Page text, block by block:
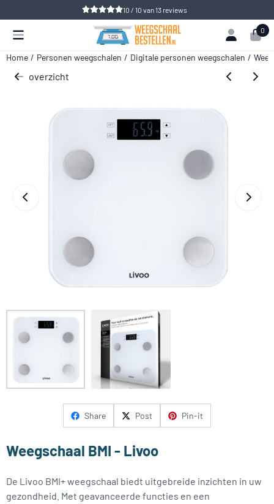
Cookievoorkeuren zijn beschikbaar. Kies instellingen of sta alle
10 / 10 van 13 reviews
0
Home / Personen weegschalen / Digitale personen weegschalen /
overzicht
Share Post Pin-it
Weegschaal BMI - Livoo
De Livoo BMI+ weegschaal biedt uitgebreide inzichten in uw
gezondheid. Met geavanceerde functies en een